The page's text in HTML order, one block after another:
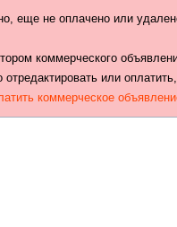
еще не оплачено или
коммерческого
отредактировать или
коммерческое